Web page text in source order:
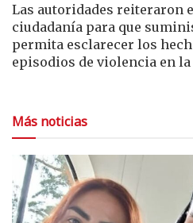
Las autoridades reiteraron
ciudadanía para que
permita esclarecer los
episodios de violencia en
Más noticias